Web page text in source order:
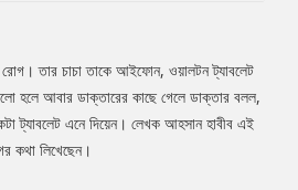
রোগ। তার চাচা তাকে আইফোন, ওয়ালটন ট্যাবলেট
হলে আবার ডাক্তারের কাছে গেলে ডাক্তার বলল,
ট্যাবলেট এনে দিয়েন। লেখক আহসান হাবীব এই
কথা লিখেছেন।